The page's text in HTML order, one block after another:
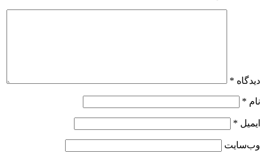
دیدگاه *
نام *
ایمیل *
وب‌سایت